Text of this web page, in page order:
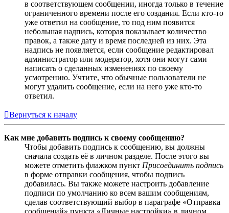
в соответствующем сообщении, иногда только в течение
ограниченного времени после его создания. Если кто-то
уже ответил на сообщение, то под ним появится
небольшая надпись, которая показывает количество
правок, а также дату и время последней из них. Эта
надпись не появляется, если сообщение редактировал
администратор или модератор, хотя они могут сами
написать о сделанных изменениях по своему
усмотрению. Учтите, что обычные пользователи не
могут удалить сообщение, если на него уже кто-то
ответил.
Вернуться к началу
Как мне добавить подпись к своему сообщению?
Чтобы добавить подпись к сообщению, вы должны
сначала создать её в личном разделе. После этого вы
можете отметить флажком пункт Присоединить подпись
в форме отправки сообщения, чтобы подпись
добавилась. Вы также можете настроить добавление
подписи по умолчанию ко всем вашим сообщениям,
сделав соответствующий выбор в параграфе «Отправка
сообщений» пункта «Личные настройки» в личном